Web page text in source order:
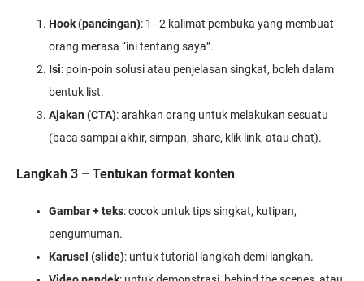
Hook (pancingan): 1–2 kalimat pembuka yang membuat
orang merasa “ini tentang saya”.
Isi: poin-poin solusi atau penjelasan singkat, boleh dalam
bentuk list.
Ajakan (CTA): arahkan orang untuk melakukan sesuatu
(baca sampai akhir, simpan, share, klik link, atau chat).
Langkah 3 – Tentukan format konten
Gambar + teks: cocok untuk tips singkat, kutipan,
pengumuman.
Karusel (slide): untuk tutorial langkah demi langkah.